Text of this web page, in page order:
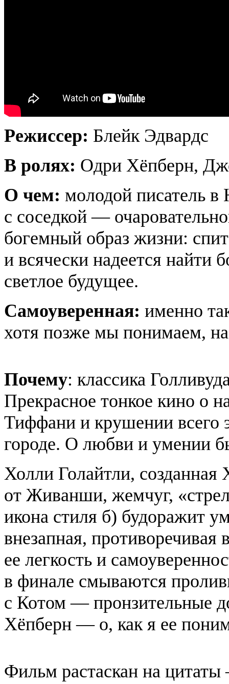
Режиссер: Блейк Эдвардс
В ролях: Одри Хёпберн,
О чем: молодой писатель
с соседкой —
богемный образ жизни:
и всячески надеется найти
светлое будущее.
Самоуверенная: именно
хотя позже мы понимаем,
Почему: классика
Прекрасное тонкое кино о
Тиффани и крушении всего
городе. О любви и умении
Холли Голайтли, созданная
от Живанши, жемчуг,
икона стиля б) будоражит
внезапная,
ее легкость и
в финале смываются
с Котом — пронзительные
Хёпберн — о, как я ее
Фильм растаскан на